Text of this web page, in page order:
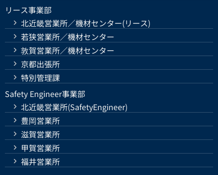
リース事業部
北近畿営業所／機材センター(リース)
若狭営業所／機材センター
敦賀営業所／機材センター
京都出張所
特別管理課
Safety Engineer事業部
北近畿営業所(SafetyEngineer)
豊岡営業所
滋賀営業所
甲賀営業所
福井営業所